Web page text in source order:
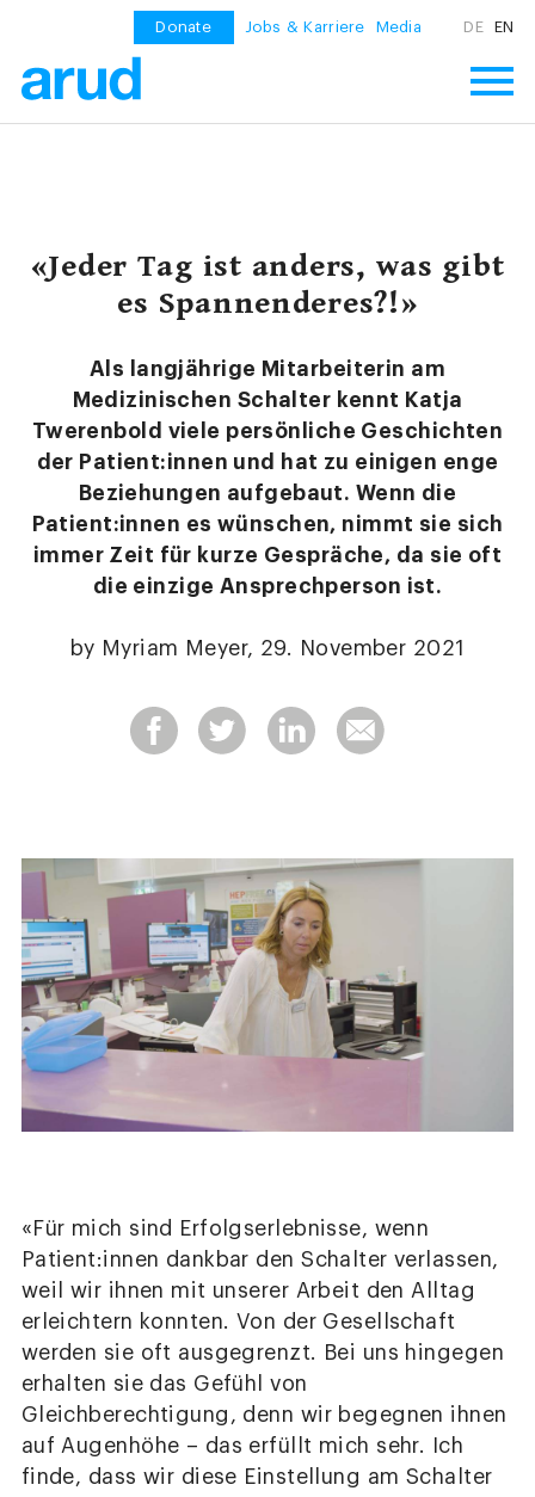
Donate Jobs & Karriere Media DE EN
«Jeder Tag ist anders, was gibt
es Spannenderes?!»
Als langjährige Mitarbeiterin am
Medizinischen Schalter kennt Katja
Twerenbold viele persönliche Geschichten
der Patient:innen und hat zu einigen enge
Beziehungen aufgebaut. Wenn die
Patient:innen es wünschen, nimmt sie sich
immer Zeit für kurze Gespräche, da sie oft
die einzige Ansprechperson ist.
by Myriam Meyer, 29. November 2021
«Für mich sind Erfolgserlebnisse, wenn
Patient:innen dankbar den Schalter verlassen,
weil wir ihnen mit unserer Arbeit den Alltag
erleichtern konnten. Von der Gesellschaft
werden sie oft ausgegrenzt. Bei uns hingegen
erhalten sie das Gefühl von
Gleichberechtigung, denn wir begegnen ihnen
auf Augenhöhe – das erfüllt mich sehr. Ich
finde, dass wir diese Einstellung am Schalter